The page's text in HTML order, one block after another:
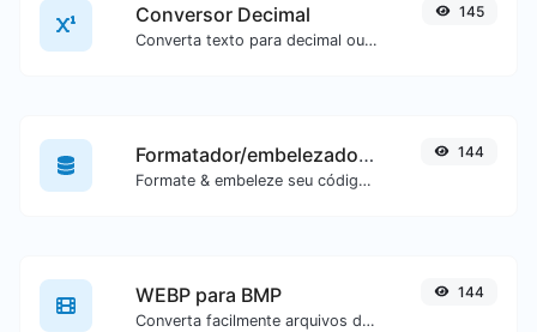
Conversor Decimal
Converta texto para decimal ou vice-versa para qualquer entrada de texto.
145
Formatador/embelezador de SQL
Formate & embeleze seu código SQL com facilidade.
144
WEBP para BMP
Converta facilmente arquivos de imagem WEBP para BMP.
144